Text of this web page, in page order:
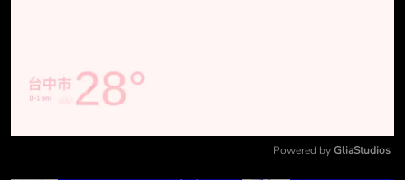
Powered by GliaStudios